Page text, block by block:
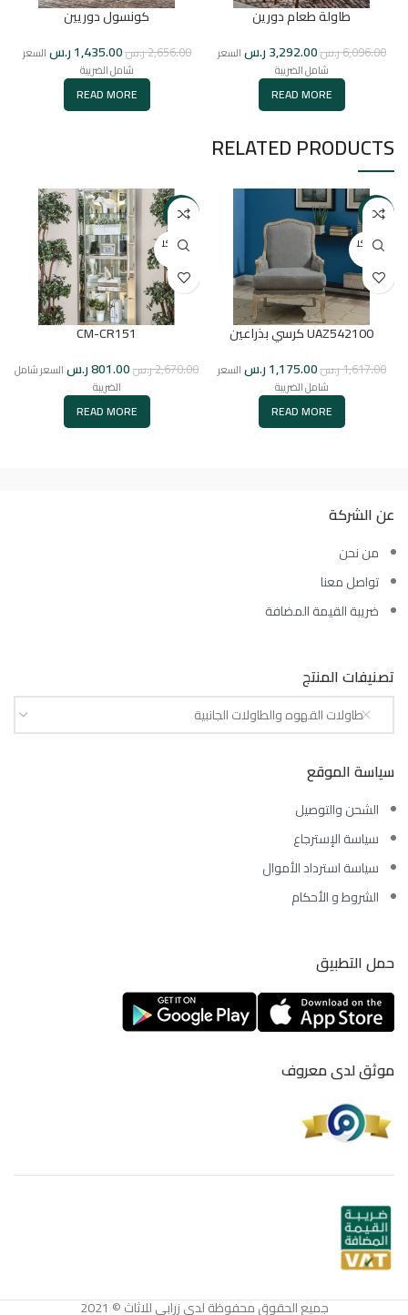
طاولة طعام دورين
6,096.00ر.س3,292.00ر.سالسعر
شامل الضريبة
READ MORE
كونسول دوريين
2,656.00ر.س1,435.00ر.سالسعر
شامل الضريبة
READ MORE
RELATED PRODUCTS
-27%
بيعت كل
ها
UAZ542100 كرسي بذراعين
1,617.00ر.س1,175.00ر.سالسعر
شامل الضريبة
READ MORE
-70%
بيعت كل
ها
CM-CR151
2,670.00ر.س801.00ر.سالسعر شامل
الضريبة
READ MORE
عن الشركة
من نحن
تواصل معنا
ضريبة القيمة المضافة
تصنيفات المنتج
طاولات القهوه والطاولات الجانبية
سياسة الموقع
الشحن والتوصيل
سياسة الإسترجاع
سياسة استرداد الأموال
الشروط و الأحكام
حمل التطبيق
موثق لدى معروف
جميع الحقوق محفوظة لدى زرابي للاثاث © 2021